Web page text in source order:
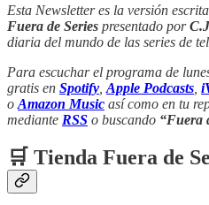
Esta Newsletter es la versión
Fuera de Series presentado por
diaria del mundo de las series de
Para escuchar el programa de
gratis en Spotify Apple Podcasts
o Amazon Music así como en tu
mediante RSS o buscando “Fuera
🛒 Tienda Fuera de